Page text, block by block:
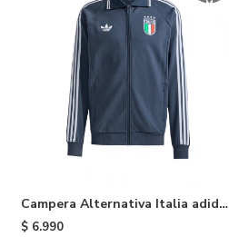
Campera Alternativa Italia adidas
- Blue
$ 6.990